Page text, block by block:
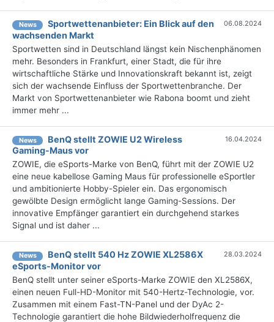
News
Sportwettenanbieter: Ein Blick auf den
wachsenden Markt
06.08.2024
Sportwetten sind in Deutschland längst kein Nischenphänomen
mehr. Besonders in Frankfurt, einer Stadt, die für ihre
wirtschaftliche Stärke und Innovationskraft bekannt ist, zeigt
sich der wachsende Einfluss der Sportwettenbranche. Der
Markt von Sportwettenanbieter wie Rabona boomt und zieht
immer mehr ...
News
BenQ stellt ZOWIE U2 Wireless
Gaming-Maus vor
16.04.2024
ZOWIE, die eSports-Marke von BenQ, führt mit der ZOWIE U2
eine neue kabellose Gaming Maus für professionelle eSportler
und ambitionierte Hobby-Spieler ein. Das ergonomisch
gewölbte Design ermöglicht lange Gaming-Sessions. Der
innovative Empfänger garantiert ein durchgehend starkes
Signal und ist daher ...
News
BenQ stellt 540 Hz ZOWIE XL2586X
eSports-Monitor vor
28.03.2024
BenQ stellt unter seiner eSports-Marke ZOWIE den XL2586X,
einen neuen Full-HD-Monitor mit 540-Hertz-Technologie, vor.
Zusammen mit einem Fast-TN-Panel und der DyAc 2-
Technologie garantiert die hohe Bildwiederholfrequenz die